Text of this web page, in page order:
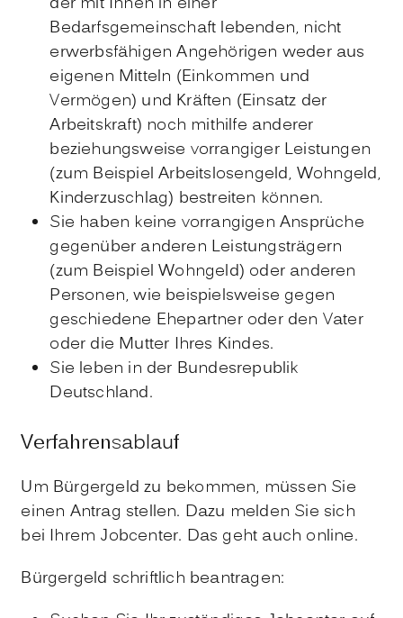
Bedarfsgemeinschaft lebenden, nicht
erwerbsfähigen Angehörigen weder aus
eigenen Mitteln (Einkommen und
Vermögen) und Kräften (Einsatz der
Arbeitskraft) noch mithilfe anderer
beziehungsweise vorrangiger Leistungen
(zum Beispiel Arbeitslosengeld, Wohngeld,
Kinderzuschlag) bestreiten können.
Sie haben keine vorrangigen Ansprüche
gegenüber anderen Leistungsträgern
(zum Beispiel Wohngeld) oder anderen
Personen, wie beispielsweise gegen
geschiedene Ehepartner oder den Vater
oder die Mutter Ihres Kindes.
Sie leben in der Bundesrepublik
Deutschland.
Verfahrensablauf
Um Bürgergeld zu bekommen, müssen Sie
einen Antrag stellen. Dazu melden Sie sich
bei Ihrem Jobcenter. Das geht auch online.
Bürgergeld schriftlich beantragen: